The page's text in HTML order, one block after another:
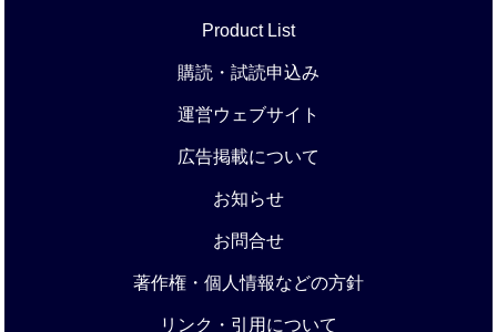
Product List
購読・試読申込み
運営ウェブサイト
広告掲載について
お知らせ
お問合せ
著作権・個人情報などの方針
リンク・引用について